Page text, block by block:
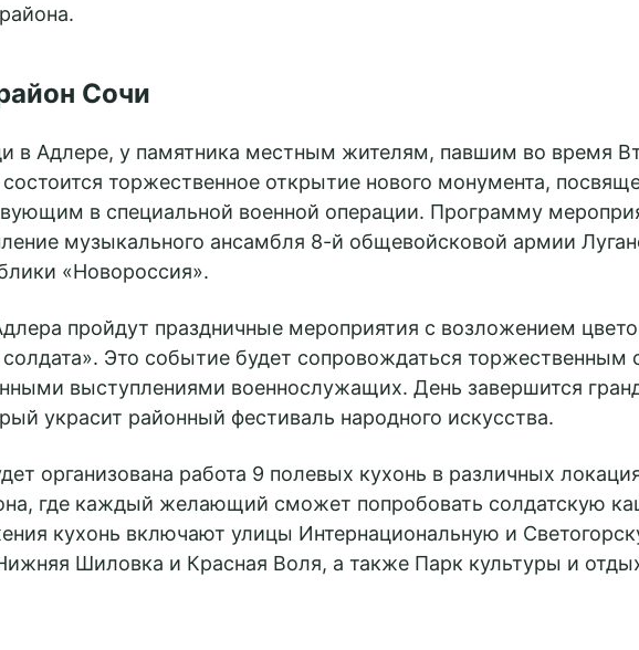
Сочи
в Адлере, у памятника местным жителям, павшим во время
торжественное открытие нового монумента,
в специальной военной операции. Программу
музыкального ансамбля 8-й общевойсковой армии
«Новороссия».
пройдут праздничные мероприятия с возложением
Это событие будет сопровождаться торжественным
выступлениями военнослужащих. День завершится
украсит районный фестиваль народного искусства.
организована работа 9 полевых кухонь в различных
где каждый желающий сможет попробовать солдатскую
кухонь включают улицы Интернациональную и
Шиловка и Красная Воля, а также Парк культуры и
все